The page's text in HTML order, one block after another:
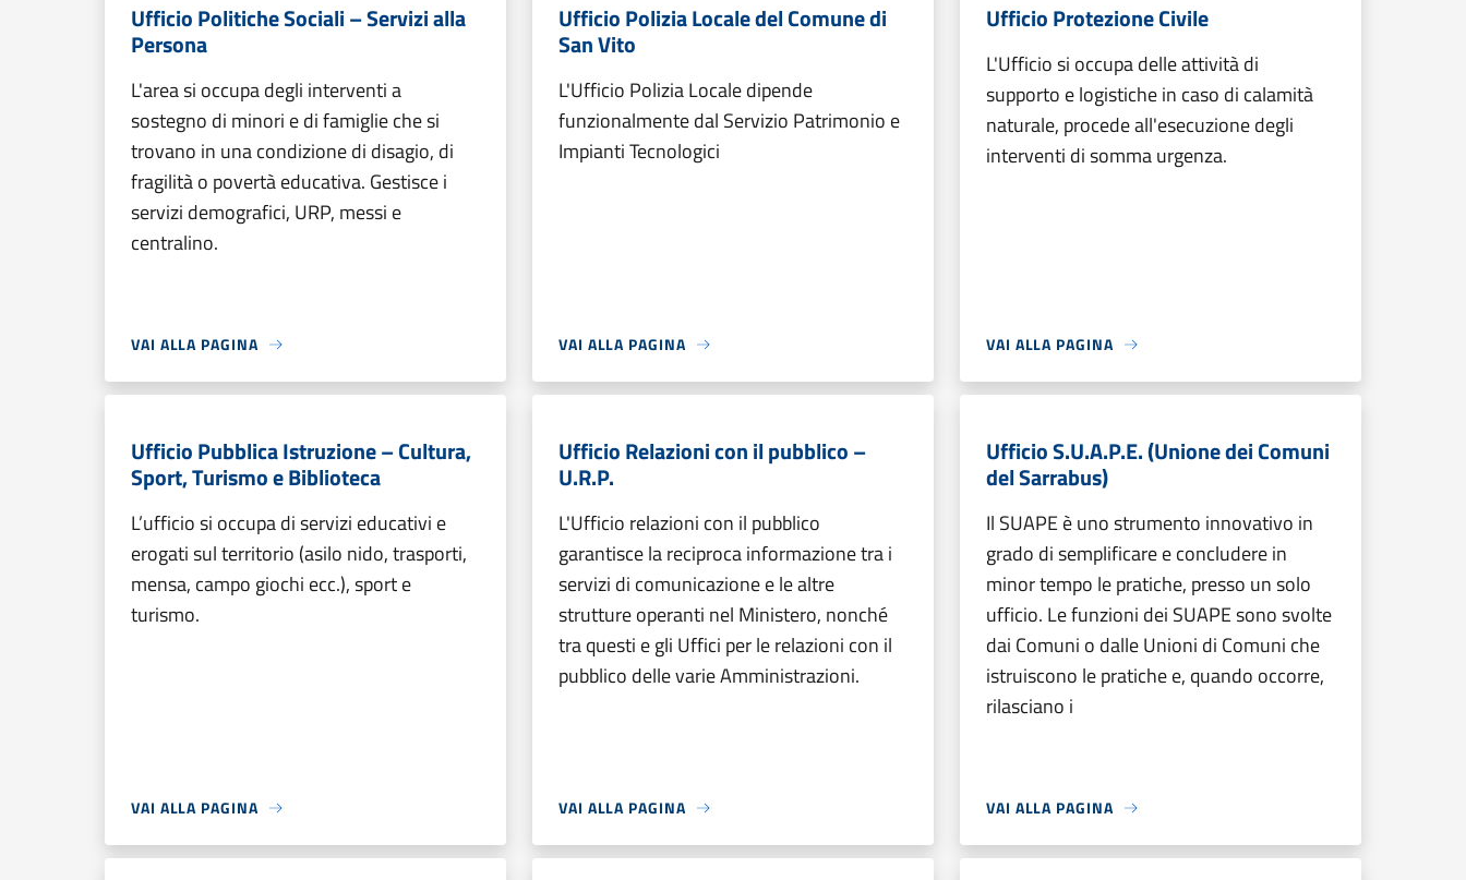
Ufficio Politiche Sociali – Servizi alla
Persona
L'area si occupa degli interventi a
sostegno di minori e di famiglie che si
trovano in una condizione di disagio, di
fragilità o povertà educativa. Gestisce i
servizi demografici, URP, messi e
centralino.
VAI ALLA PAGINA
Ufficio Polizia Locale del Comune di
San Vito
L'Ufficio Polizia Locale dipende
funzionalmente dal Servizio Patrimonio e
Impianti Tecnologici
VAI ALLA PAGINA
Ufficio Protezione Civile
L'Ufficio si occupa delle attività di
supporto e logistiche in caso di calamità
naturale, procede all'esecuzione degli
interventi di somma urgenza.
VAI ALLA PAGINA
Ufficio Pubblica Istruzione – Cultura,
Sport, Turismo e Biblioteca
L’ufficio si occupa di servizi educativi e
erogati sul territorio (asilo nido, trasporti,
mensa, campo giochi ecc.), sport e
turismo.
VAI ALLA PAGINA
Ufficio Relazioni con il pubblico –
U.R.P.
L'Ufficio relazioni con il pubblico
garantisce la reciproca informazione tra i
servizi di comunicazione e le altre
strutture operanti nel Ministero, nonché
tra questi e gli Uffici per le relazioni con il
pubblico delle varie Amministrazioni.
VAI ALLA PAGINA
Ufficio S.U.A.P.E. (Unione dei Comuni
del Sarrabus)
Il SUAPE è uno strumento innovativo in
grado di semplificare e concludere in
minor tempo le pratiche, presso un solo
ufficio. Le funzioni dei SUAPE sono svolte
dai Comuni o dalle Unioni di Comuni che
istruiscono le pratiche e, quando occorre,
rilasciano i
VAI ALLA PAGINA